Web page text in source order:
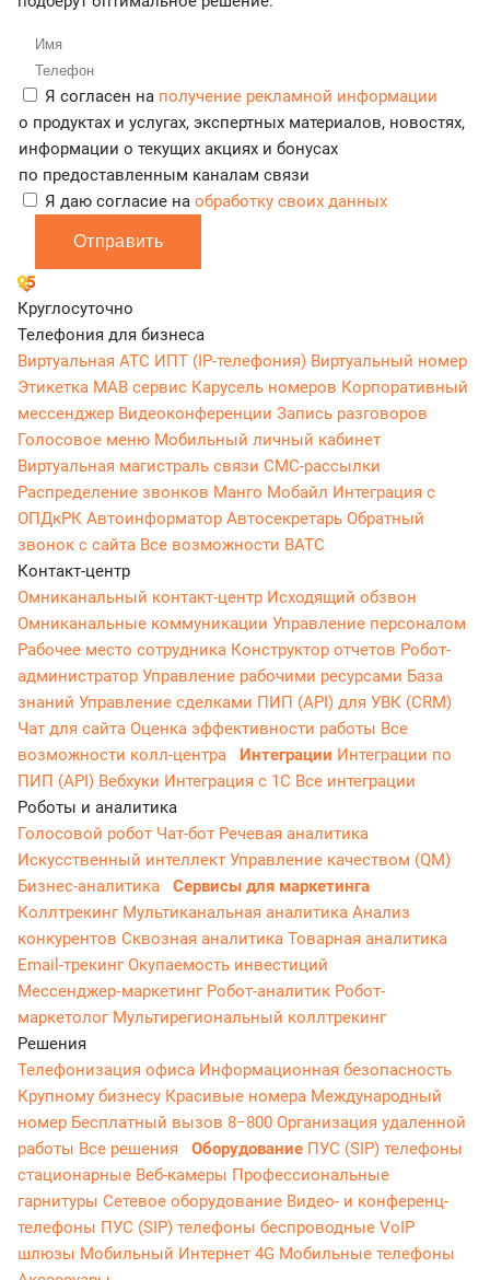
Я согласен на получение рекламной информации
о продуктах и услугах, экспертных материалов, новостях,
информации о текущих акциях и бонусах
по предоставленным каналам связи
Я даю согласие на обработку своих данных
Отправить
Круглосуточно
Телефония для бизнеса
Виртуальная АТС ИПТ (IP-телефония) Виртуальный номер
Этикетка МАВ сервис Карусель номеров Корпоративный
мессенджер Видеоконференции Запись разговоров
Голосовое меню Мобильный личный кабинет
Виртуальная магистраль связи СМС-рассылки
Распределение звонков Манго Мобайл Интеграция с
ОПДкРК Автоинформатор Автосекретарь Обратный
звонок с сайта Все возможности ВАТС
Контакт-центр
Омниканальный контакт-центр Исходящий обзвон
Омниканальные коммуникации Управление персоналом
Рабочее место сотрудника Конструктор отчетов Робот-
администратор Управление рабочими ресурсами База
знаний Управление сделками ПИП (API) для УВК (CRM)
Чат для сайта Оценка эффективности работы Все
возможности колл-центра
Интеграции Интеграции по
ПИП (API) Вебхуки Интеграция с 1С Все интеграции
Роботы и аналитика
Голосовой робот Чат-бот Речевая аналитика
Искусственный интеллект Управление качеством (QM)
Бизнес-аналитика
Сервисы для маркетинга
Коллтрекинг Мультиканальная аналитика Анализ
конкурентов Сквозная аналитика Товарная аналитика
Email-трекингОкупаемость инвестиций
Мессенджер‑маркетинг Робот-аналитик Робот-
маркетолог Мультирегиональный коллтрекинг
Решения
Телефонизация офиса Информационная безопасность
Крупному бизнесу Красивые номера Международный
номер Бесплатный вызов 8−800 Организация удаленной
работы Все решения Оборудование ПУС (SIP) телефоны
стационарные Веб-камеры Профессиональные
гарнитуры Сетевое оборудование Видео- и конференц-
телефоны ПУС (SIP) телефоны беспроводные VoIP
шлюзы Мобильный Интернет 4G Мобильные телефоны